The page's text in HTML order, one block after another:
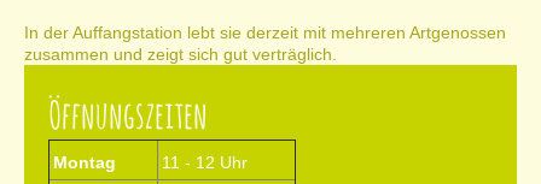
In der Auffangstation lebt sie derzeit mit mehreren Artgenossen
zusammen und zeigt sich gut verträglich.
Öffnungszeiten
Montag
11 - 12 Uhr